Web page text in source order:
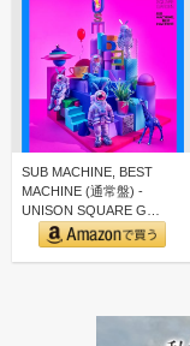
SUB MACHINE, BEST
MACHINE (通常盤) -
UNISON SQUARE G…